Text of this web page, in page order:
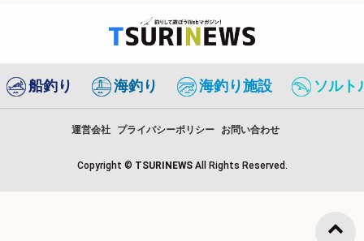
船釣り 海釣り 海釣り施設 ソルト
運営会社 プライバシーポリシー お問い合わせ
Copyright © TSURINEWS All Rights Reserved.